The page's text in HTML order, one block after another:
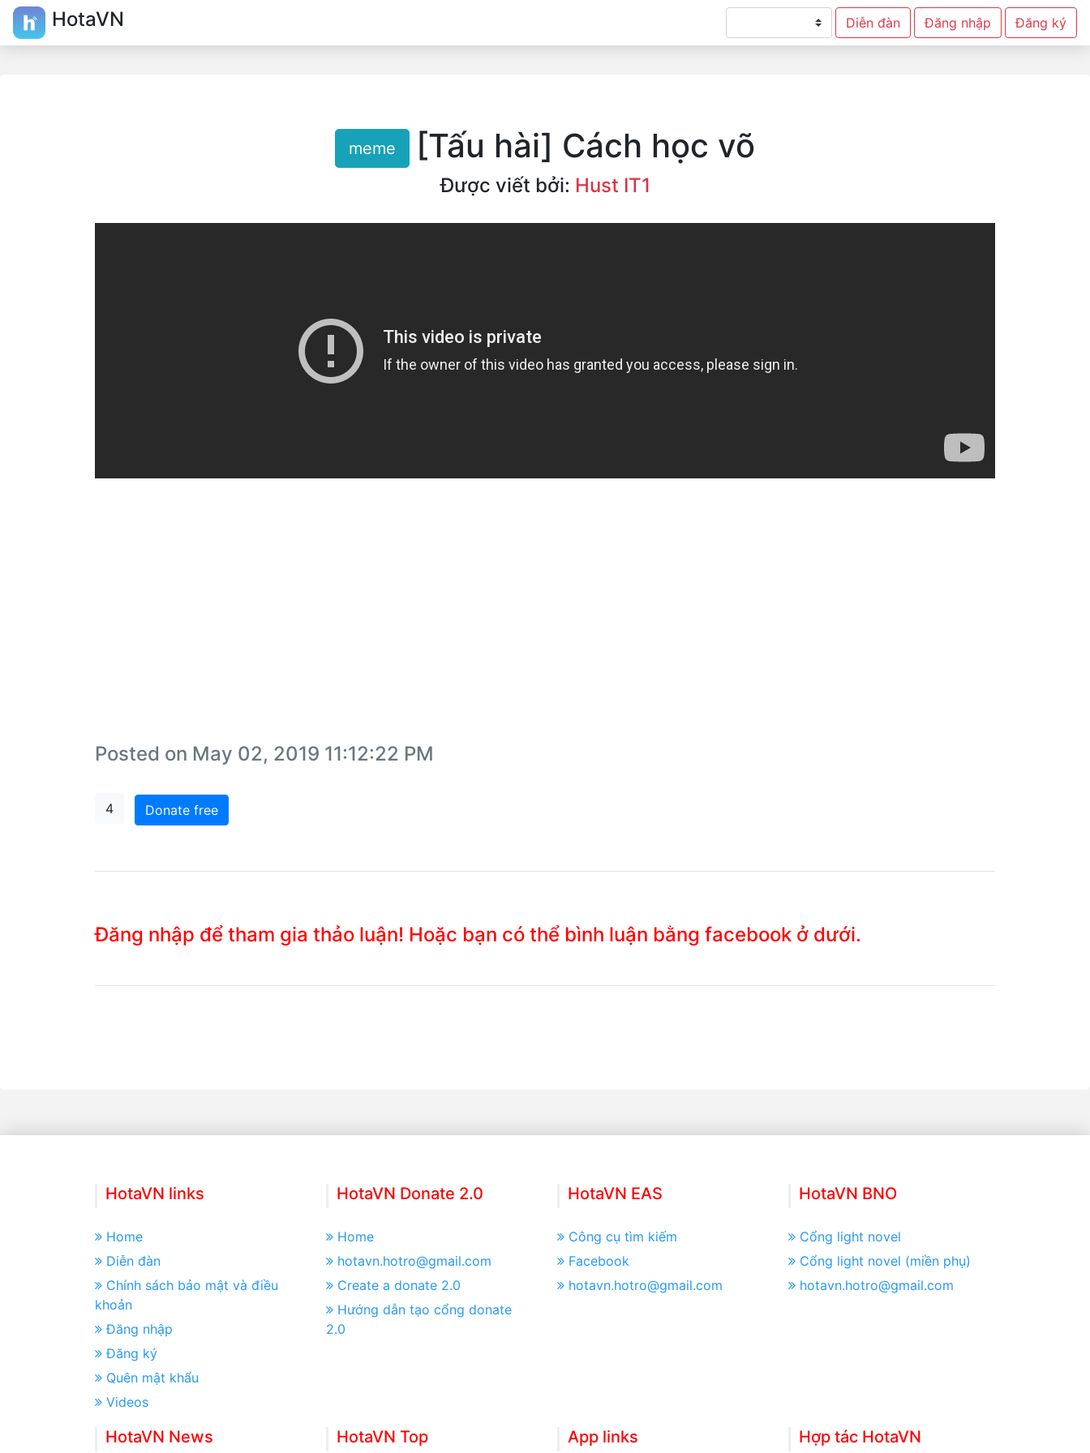
HotaVN Diễn đàn Đăng nhập Đăng ký
meme [Tấu hài] Cách học võ
Được viết bởi: Hust IT1
Posted on May 02, 2019 11:12:22 PM
4 Donate free
Đăng nhập để tham gia thảo luận! Hoặc bạn có thể bình luận bằng facebook ở dưới.
HotaVN links
Home
Diễn đàn
Chính sách bảo mật và điều
khoản
Đăng nhập
Đăng ký
Quên mật khẩu
Videos
HotaVN Donate 2.0
Home
hotavn.hotro@gmail.com
Create a donate 2.0
Hướng dẫn tạo cổng donate
2.0
HotaVN EAS
Công cụ tìm kiếm
Facebook
hotavn.hotro@gmail.com
HotaVN BNO
Cổng light novel
Cổng light novel (miền phụ)
hotavn.hotro@gmail.com
HotaVN News HotaVN Top App links Hợp tác HotaVN